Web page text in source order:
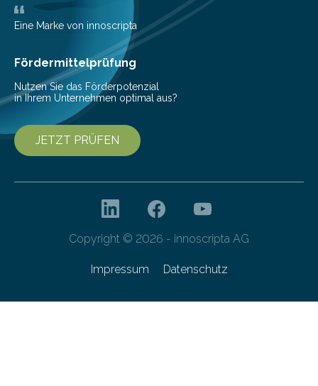
Nickel fallen sogar 14 Tonnen oder mehr CO2 an. Dabei
sind Eisen und…
Eine Marke von innoscripta
Fördermittelprüfung
Nutzen Sie das Förderpotenzial
in Ihrem Unternehmen optimal aus?
JETZT PRÜFEN
Copyright © 2026 - innoscripta AG
Impressum Datenschutz